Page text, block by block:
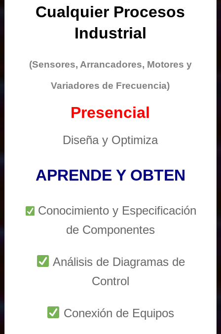
Cualquier Procesos
Industrial
(Sensores, Arrancadores, Motores y
Variadores de Frecuencia)
Presencial
Diseña y Optimiza
APRENDE Y OBTEN
Conocimiento y Especificación
de Componentes
Análisis de Diagramas de
Control
Conexión de Equipos